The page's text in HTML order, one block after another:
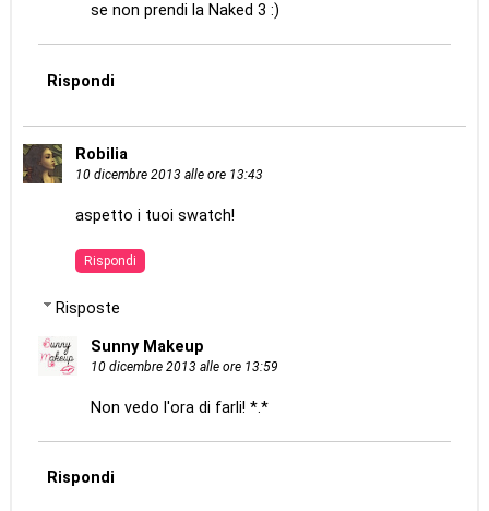
se non prendi la Naked 3 :)
Rispondi
Robilia
10 dicembre 2013 alle ore 13:43
aspetto i tuoi swatch!
Rispondi
Risposte
Sunny Makeup
10 dicembre 2013 alle ore 13:59
Non vedo l'ora di farli! *.*
Rispondi